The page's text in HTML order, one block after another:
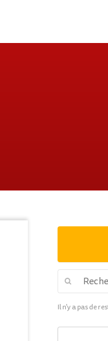
Il n'y a pas de